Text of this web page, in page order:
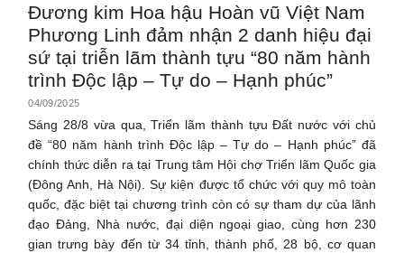
Đương kim Hoa hậu Hoàn vũ Việt Nam
Phương Linh đảm nhận 2 danh hiệu đại
sứ tại triễn lãm thành tựu “80 năm hành
trình Độc lập – Tự do – Hạnh phúc”
04/09/2025
Sáng 28/8 vừa qua, Triển lãm thành tựu Đất nước với chủ
đề “80 năm hành trình Độc lập – Tự do – Hạnh phúc” đã
chính thức diễn ra tại Trung tâm Hội chợ Triển lãm Quốc gia
(Đông Anh, Hà Nội). Sự kiện được tổ chức với quy mô toàn
quốc, đặc biệt tại chương trình còn có sự tham dự của lãnh
đạo Đảng, Nhà nước, đại diện ngoại giao, cùng hơn 230
gian trưng bày đến từ 34 tỉnh, thành phố, 28 bộ, cơ quan